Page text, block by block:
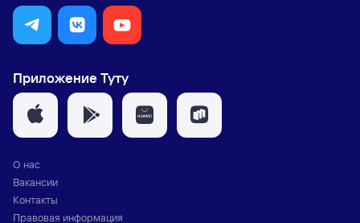
Приложение Туту
О нас
Вакансии
Контакты
Правовая информация